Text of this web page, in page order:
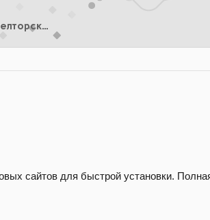
Курсы по Недвижимости и Риелторским услугам
сайтов для быстрой установки.